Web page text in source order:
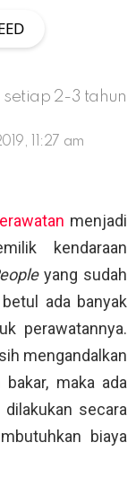
2-3 tahun
11:27 am
menjadi
kendaraan
yang sudah
ada banyak
perawatannya.
mengandalkan
maka ada
secara
biaya